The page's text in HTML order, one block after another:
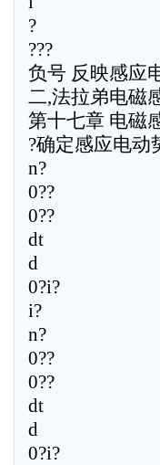
?
???
负号 反映感应
二,法拉弟电磁
第十七章 电磁
?确定感应电动
n?
0??
0??
dt
d
0?i?
i?
n?
0??
0??
dt
d
0?i?